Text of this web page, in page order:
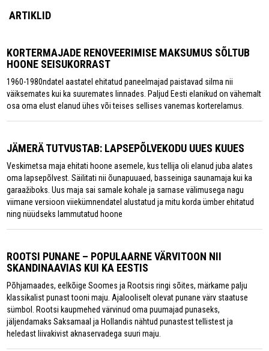
ARTIKLID
KORTERMAJADE RENOVEERIMISE MAKSUMUS SÕLTUB
HOONE SEISUKORRAST
1960-1980ndatel aastatel ehitatud paneelmajad paistavad silma nii
väiksemates kui ka suuremates linnades. Paljud Eesti elanikud on vähemalt
osa oma elust elanud ühes või teises sellises vanemas korterelamus.
JÄMERÄ TUTVUSTAB: LAPSEPÕLVEKODU UUES KUUES
Veskimetsa maja ehitati hoone asemele, kus tellija oli elanud juba alates
oma lapsepõlvest. Säilitati nii õunapuuaed, basseiniga saunamaja kui ka
garaažiboks. Uus maja sai samale kohale ja sarnase välimusega nagu
viimane versioon viiekümnendatel alustatud ja mitu korda ümber ehitatud
ning nüüdseks lammutatud hoone
ROOTSI PUNANE – POPULAARNE VÄRVITOON NII
SKANDINAAVIAS KUI KA EESTIS
Põhjamaades, eelkõige Soomes ja Rootsis ringi sõites, märkame palju
klassikalist punast tooni maju. Ajalooliselt olevat punane värv staatuse
sümbol. Rootsi kaupmehed värvinud oma puumajad punaseks,
jäljendamaks Saksamaal ja Hollandis nähtud punastest tellistest ja
heledast liivakivist aknaservadega suuri maju.